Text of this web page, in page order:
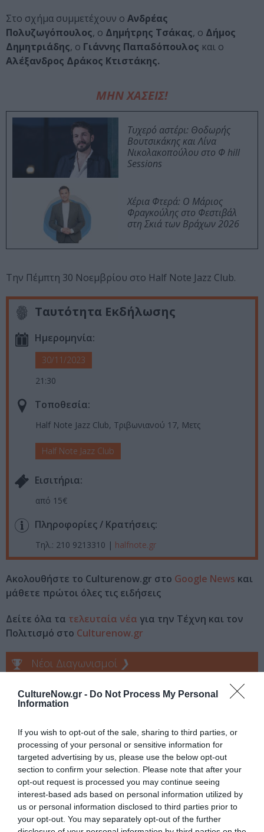
CultureNow.gr - Do Not Process My Personal
Information
If you wish to opt-out of the sale, sharing to third parties, or
processing of your personal or sensitive information for
targeted advertising by us, please use the below opt-out
section to confirm your selection. Please note that after your
opt-out request is processed you may continue seeing
interest-based ads based on personal information utilized by
us or personal information disclosed to third parties prior to
your opt-out. You may separately opt-out of the further
Στο σχήμα συμμετέχουν ο Ανδρέας
Πολυζωγόπουλος, ο Δημήτρης Τσάκας, ο Δήμος
Δημητριάδης, ο Γιάννης Παπαδόπουλος και ο
Αλέξανδρος Δράκος Κτιστάκης.
ΜΗΝ ΧΑΣΕΙΣ!
Τυχερό αστέρι: Θοδωρής
Βουτσικάκης και Λίνα
Νικολακοπούλου στο Φ hill
Sessions
Χέρια Φτερά: Ο Μάριος
Φραγκούλης στο Φεστιβάλ
στη Σκιά των Βράχων 2026
Την Πέμπτη 30 Νοεμβρίου στο Half Note Jazz Club.
Ταυτότητα Εκδήλωσης
Ημερομηνία:
30/11/2023
21:30
Τοποθεσία:
Half Note Jazz Club, Τριβωνιανού 17, Μετς
Half Note Jazz Club
Eισιτήρια:
από 15€
Πληροφορίες / Κρατήσεις:
Τηλ.: 210 9213310 | halfnote.gr
Ακολουθήστε το Culturenow.gr στο Google News και
μάθετε πρώτοι όλες τις ειδήσεις
Δείτε όλα τα τελευταία νέα για την Τέχνη και τον
Πολιτισμό στο Culturenow.gr
Νέοι Διαγωνισμοί ❯
Tags
ΠΕΤΡΟΣ ΚΛΑΜΠΑΝΗΣ
ΣΥΝΑΥΛΙΕΣ 2023
Newsletter
Κάθε βδομάδα στο e-mail σας τα τελευταία νέα για
την Τέχνη και τον Πολιτισμό!